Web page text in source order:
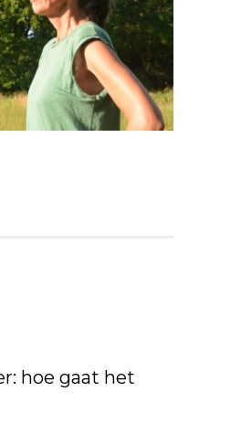
hoe gaat het